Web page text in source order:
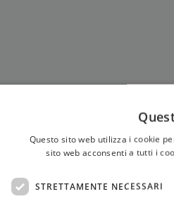
Questo sito web utilizza i cookie
sito web acconsenti a tutti i
STRETTAMENTE NECESSARI